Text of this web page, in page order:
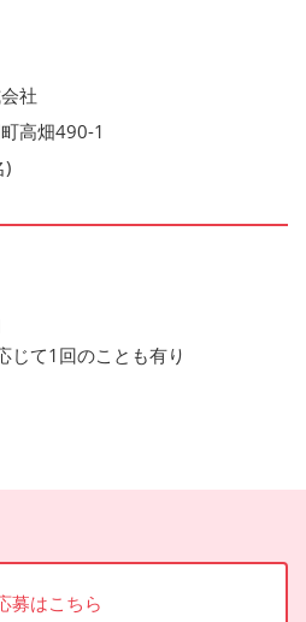
社
高畑490-1
)
て1回のことも有り
募はこちら